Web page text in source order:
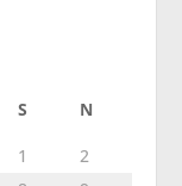
S N
1
2